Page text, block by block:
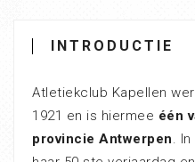
INTRODUCTIE
Atletiekclub Kapellen
1921 en is hiermee één
provincie Antwerpen.